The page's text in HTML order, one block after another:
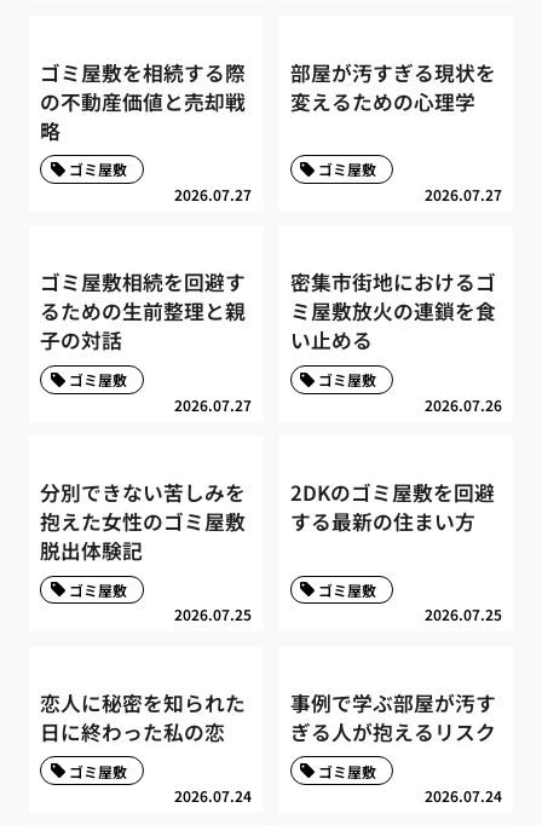
ゴミ屋敷を相続する際
の不動産価値と売却戦
略
2026.07.27
ゴミ屋敷
部屋が汚すぎる現状を
変えるための心理学
2026.07.27
ゴミ屋敷
ゴミ屋敷相続を回避す
るための生前整理と親
子の対話
2026.07.27
ゴミ屋敷
密集市街地におけるゴ
ミ屋敷放火の連鎖を食
い止める
2026.07.26
ゴミ屋敷
分別できない苦しみを
抱えた女性のゴミ屋敷
脱出体験記
2026.07.25
ゴミ屋敷
2DKのゴミ屋敷を回避
する最新の住まい方
2026.07.25
ゴミ屋敷
恋人に秘密を知られた
日に終わった私の恋
2026.07.24
ゴミ屋敷
事例で学ぶ部屋が汚す
ぎる人が抱えるリスク
2026.07.24
ゴミ屋敷